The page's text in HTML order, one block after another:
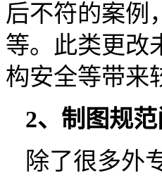
后不符的案例
等。此类更改
构安全等带来
2、制图规
除了很多外